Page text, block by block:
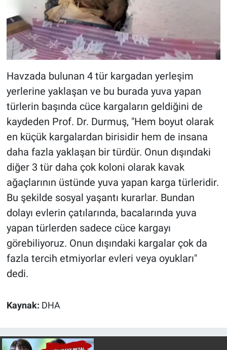
Havzada bulunan 4 tür kargadan yerleşim
yerlerine yaklaşan ve bu burada yuva yapan
türlerin başında cüce kargaların geldiğini de
kaydeden Prof. Dr. Durmuş, "Hem boyut olarak
en küçük kargalardan birisidir hem de insana
daha fazla yaklaşan bir türdür. Onun dışındaki
diğer 3 tür daha çok koloni olarak kavak
ağaçlarının üstünde yuva yapan karga türleridir.
Bu şekilde sosyal yaşantı kurarlar. Bundan
dolayı evlerin çatılarında, bacalarında yuva
yapan türlerden sadece cüce kargayı
görebiliyoruz. Onun dışındaki kargalar çok da
fazla tercih etmiyorlar evleri veya oyukları"
dedi.
Kaynak: DHA